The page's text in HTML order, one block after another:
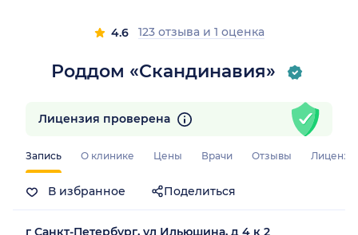
Роддом «Скандинавия»
4.6 123 отзыва и 1 оценка
Запись О клинике Цены Врачи Отзывы
В избранное Поделиться
Лицензия проверена
г Санкт-Петербург, ул Ильюшина, д 4 к 2